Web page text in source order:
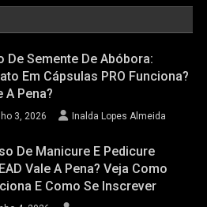
De Semente De Abóbora:
Em Cápsulas PRO Funciona?
A Pena?
3, 2026 Inalda Lopes Almeida
De Manicure E Pedicure
Vale A Pena? Veja Como
E Como Se Inscrever